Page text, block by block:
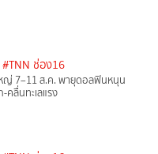
#TNN ช่อง16
ญ่ 7–11 ส.ค. พายุดอลฟินหนุน
คลื่นทะเลแรง